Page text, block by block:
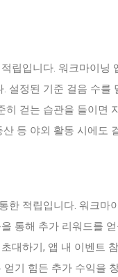
립입니다. 워크마이
설정된 기준 걸음 수를
히 걷는 습관을 들이면
등 야외 활동 시에도
한 적립입니다. 워크
통해 추가 리워드를
대하기, 앱 내 이벤트
기 힘든 추가 수익을